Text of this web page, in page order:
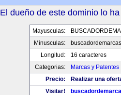
El dueño de este dominio lo
Mayusculas:
Minusculas:
Longitud:
16 caracteres
Categorias:
Marcas y Patentes
Precio:
Realizar una
Visitar!